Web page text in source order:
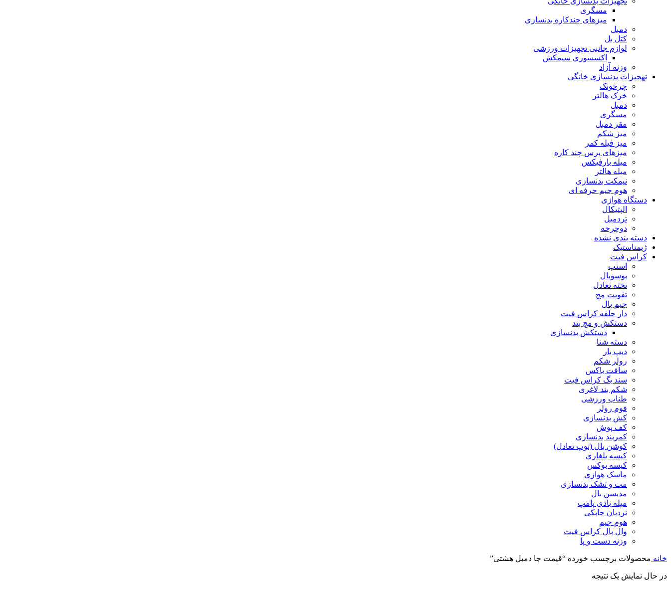
مسگری
میزهای چندکاره بدنسازی
دمبل
کتل بل
لوازم جانبی تجهیزات ورزشی
اکسسوری سیمکش
وزنه آزاد
تهجیزات بدنسازی خانگی
چرخونک
خرک هالتر
دمبل
مسگری
مقر دمبل
میز شکم
میز فیله کمر
میزهای پرس چند کاره
میله بارفیکس
میله هالتر
نیمکت بدنسازی
هوم جیم حرفه ای
دستگاه هوازی
الپتیکال
تردمیل
دوچرخه
دسته بندی نشده
ژیمناستیک
کراس فیت
استپ
بوسوبال
تخته تعادل
تقویت مچ
جیم بال
دار حلقه کراس فیت
دستکش و مچ بند
دستکش بدنسازی
دسته شنا
دیپ بار
رولر شکم
سافت باکس
سند بگ کراس فیت
شکم بند لاغری
طناب ورزشی
فوم رولر
کش بدنسازی
کف پوش
کمربند بدنسازی
کوشن بال (توپ تعادل)
کیسه بلغاری
کیسه بوکس
ماسک هوازی
مت و تشک بدنسازی
مدیسن بال
میله بادی پامپ
نردبان چابکی
هوم جیم
وال بال کراس فیت
وزنه دست و پا
خانه محصولات برچسب خورده “قیمت جا دمبل هشتی”
در حال نمایش یک نتیجه